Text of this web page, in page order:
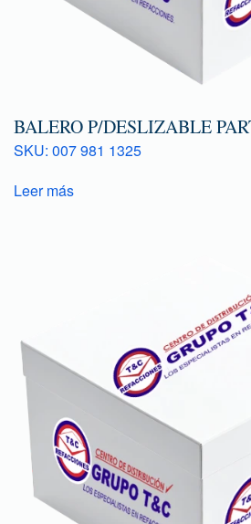
BALERO P/DESLIZABLE
SKU: 007 981 1325
Leer más